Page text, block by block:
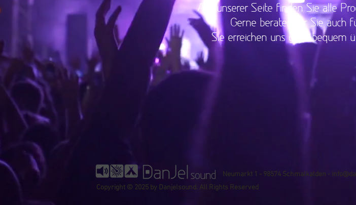
Auf unserer Seite finden Sie alle
Gerne beraten wir Sie auch
Sie erreichen uns ganz bequem
Neumarkt 1 - 98574 Schmalkalden -
Copyright © 2025 by Danjelsound. All Rights Reserved